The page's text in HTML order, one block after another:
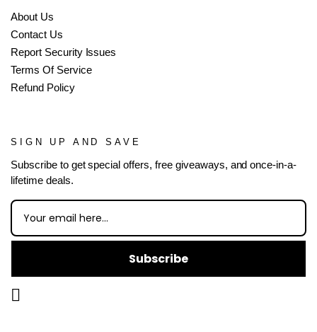
About Us
Contact Us
Report Security Issues
Terms Of Service
Refund Policy
SIGN UP AND SAVE
Subscribe to get special offers, free giveaways, and once-in-a-
lifetime deals.
Subscribe